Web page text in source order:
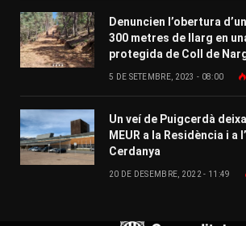
Denuncien l’obertura
300 metres de llarg en
protegida de Coll de
5 DE SETEMBRE, 2023 - 08:00
Un veí de Puigcerdà
MEUR a la Residència i a
Cerdanya
20 DE DESEMBRE, 2022 - 11:49